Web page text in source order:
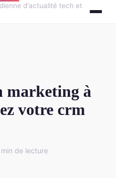
d'actualité tech et
marketing à
votre crm
de lecture